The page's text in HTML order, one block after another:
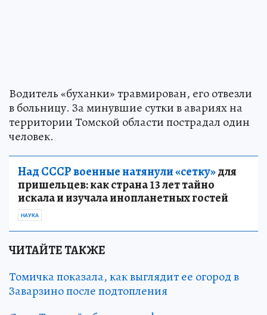
Водитель «буханки» травмирован, его отвезли
в больницу. За минувшие сутки в авариях на
территории Томской области пострадал один
человек.
Над СССР военные натянули «сетку»для
пришельцев: как страна 13 лет тайно
искала и изучала инопланетных гостей
НАУКА
ЧИТАЙТЕ ТАКЖЕ
Томичка показала, как выглядит ее огород в
Заварзино после подтопления